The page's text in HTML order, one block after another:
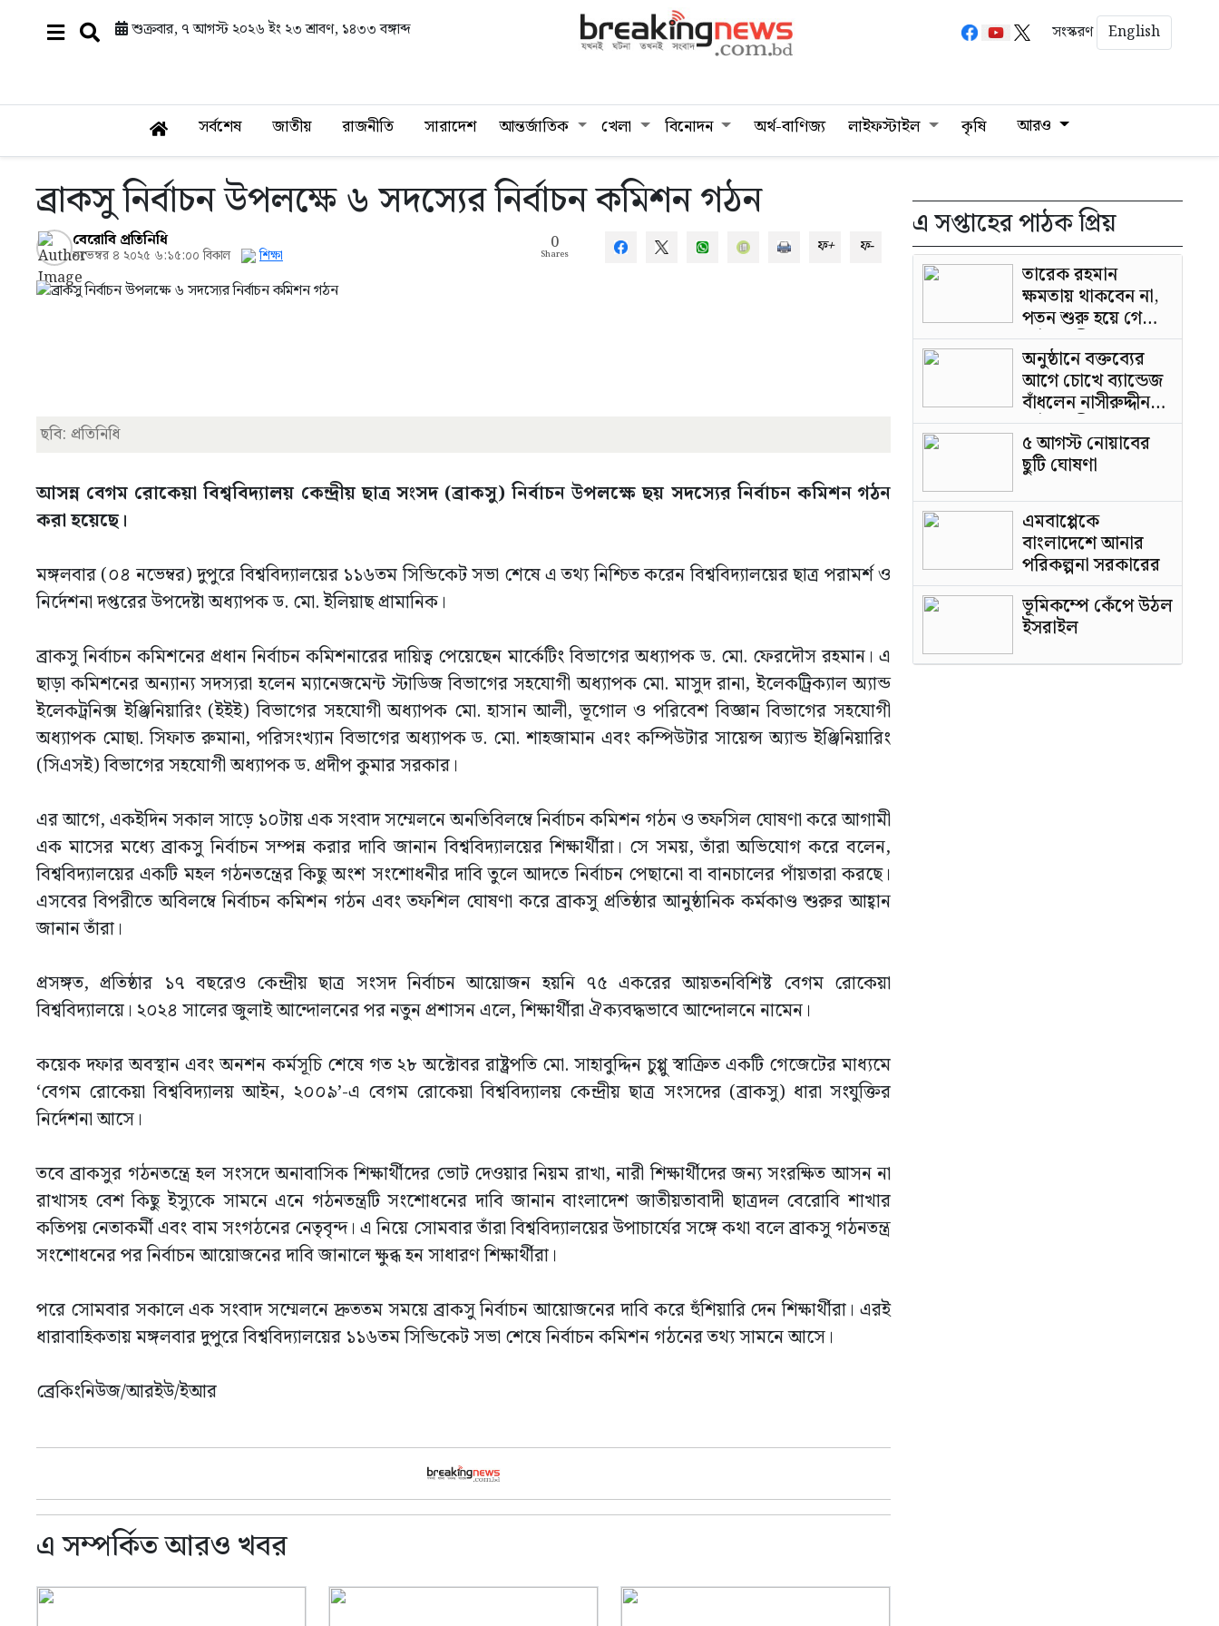
শুক্রবার, ৭ আগস্ট ২০২৬ ইং ২৩ শ্রাবণ, ১৪৩৩ বঙ্গাব্দ সংস্করণ English
সর্বশেষ জাতীয় রাজনীতি সারাদেশ আন্তর্জাতিক খেলা বিনোদন অর্থ-বাণিজ্য লাইফস্টাইল কৃষি আরও
ব্রাকসু নির্বাচন উপলক্ষে ৬ সদস্যের নির্বাচন কমিশন গঠন
বেরোবি প্রতিনিধি
নভেম্বর ৪ ২০২৫ ৬:১৫:০০ বিকাল শিক্ষা
0
Shares ফ+ ফ-
ছবি: প্রতিনিধি
আসন্ন বেগম রোকেয়া বিশ্ববিদ্যালয় কেন্দ্রীয় ছাত্র সংসদ (ব্রাকসু) নির্বাচন উপলক্ষে ছয় সদস্যের নির্বাচন কমিশন গঠন
করা হয়েছে।
মঙ্গলবার (০৪ নভেম্বর) দুপুরে বিশ্ববিদ্যালয়ের ১১৬তম সিন্ডিকেট সভা শেষে এ তথ্য নিশ্চিত করেন বিশ্ববিদ্যালয়ের ছাত্র পরামর্শ ও
নির্দেশনা দপ্তরের উপদেষ্টা অধ্যাপক ড. মো. ইলিয়াছ প্রামানিক।
ব্রাকসু নির্বাচন কমিশনের প্রধান নির্বাচন কমিশনারের দায়িত্ব পেয়েছেন মার্কেটিং বিভাগের অধ্যাপক ড. মো. ফেরদৌস রহমান। এ
ছাড়া কমিশনের অন্যান্য সদস্যরা হলেন ম্যানেজমেন্ট স্টাডিজ বিভাগের সহযোগী অধ্যাপক মো. মাসুদ রানা, ইলেকট্রিক্যাল অ্যান্ড
ইলেকট্রনিক্স ইঞ্জিনিয়ারিং (ইইই) বিভাগের সহযোগী অধ্যাপক মো. হাসান আলী, ভূগোল ও পরিবেশ বিজ্ঞান বিভাগের সহযোগী
অধ্যাপক মোছা. সিফাত রুমানা, পরিসংখ্যান বিভাগের অধ্যাপক ড. মো. শাহজামান এবং কম্পিউটার সায়েন্স অ্যান্ড ইঞ্জিনিয়ারিং
(সিএসই) বিভাগের সহযোগী অধ্যাপক ড. প্রদীপ কুমার সরকার।
এর আগে, একইদিন সকাল সাড়ে ১০টায় এক সংবাদ সম্মেলনে অনতিবিলম্বে নির্বাচন কমিশন গঠন ও তফসিল ঘোষণা করে আগামী
এক মাসের মধ্যে ব্রাকসু নির্বাচন সম্পন্ন করার দাবি জানান বিশ্ববিদ্যালয়ের শিক্ষার্থীরা। সে সময়, তাঁরা অভিযোগ করে বলেন,
বিশ্ববিদ্যালয়ের একটি মহল গঠনতন্ত্রের কিছু অংশ সংশোধনীর দাবি তুলে আদতে নির্বাচন পেছানো বা বানচালের পাঁয়তারা করছে।
এসবের বিপরীতে অবিলম্বে নির্বাচন কমিশন গঠন এবং তফশিল ঘোষণা করে ব্রাকসু প্রতিষ্ঠার আনুষ্ঠানিক কর্মকাণ্ড শুরুর আহ্বান
জানান তাঁরা।
প্রসঙ্গত, প্রতিষ্ঠার ১৭ বছরেও কেন্দ্রীয় ছাত্র সংসদ নির্বাচন আয়োজন হয়নি ৭৫ একরের আয়তনবিশিষ্ট বেগম রোকেয়া
বিশ্ববিদ্যালয়ে। ২০২৪ সালের জুলাই আন্দোলনের পর নতুন প্রশাসন এলে, শিক্ষার্থীরা ঐক্যবদ্ধভাবে আন্দোলনে নামেন।
কয়েক দফার অবস্থান এবং অনশন কর্মসূচি শেষে গত ২৮ অক্টোবর রাষ্ট্রপতি মো. সাহাবুদ্দিন চুপ্পু স্বাক্রিত একটি গেজেটের মাধ্যমে
‘বেগম রোকেয়া বিশ্ববিদ্যালয় আইন, ২০০৯’-এ বেগম রোকেয়া বিশ্ববিদ্যালয় কেন্দ্রীয় ছাত্র সংসদের (ব্রাকসু) ধারা সংযুক্তির
নির্দেশনা আসে।
তবে ব্রাকসুর গঠনতন্ত্রে হল সংসদে অনাবাসিক শিক্ষার্থীদের ভোট দেওয়ার নিয়ম রাখা, নারী শিক্ষার্থীদের জন্য সংরক্ষিত আসন না
রাখাসহ বেশ কিছু ইস্যুকে সামনে এনে গঠনতন্ত্রটি সংশোধনের দাবি জানান বাংলাদেশ জাতীয়তাবাদী ছাত্রদল বেরোবি শাখার
কতিপয় নেতাকর্মী এবং বাম সংগঠনের নেতৃবৃন্দ। এ নিয়ে সোমবার তাঁরা বিশ্ববিদ্যালয়ের উপাচার্যের সঙ্গে কথা বলে ব্রাকসু গঠনতন্ত্র
সংশোধনের পর নির্বাচন আয়োজনের দাবি জানালে ক্ষুব্ধ হন সাধারণ শিক্ষার্থীরা।
পরে সোমবার সকালে এক সংবাদ সম্মেলনে দ্রুততম সময়ে ব্রাকসু নির্বাচন আয়োজনের দাবি করে হুঁশিয়ারি দেন শিক্ষার্থীরা। এরই
ধারাবাহিকতায় মঙ্গলবার দুপুরে বিশ্ববিদ্যালয়ের ১১৬তম সিন্ডিকেট সভা শেষে নির্বাচন কমিশন গঠনের তথ্য সামনে আসে।
ব্রেকিংনিউজ/আরইউ/ইআর
এ সম্পর্কিত আরও খবর
এ সপ্তাহের পাঠক প্রিয়
তারেক রহমান
ক্ষমতায় থাকবেন না,
পতন শুরু হয়ে গেছে:
পাটওয়ারী
অনুষ্ঠানে বক্তব্যের
আগে চোখে ব্যান্ডেজ
বাঁধলেন নাসীরুদ্দীন
পাটওয়ারী
৫ আগস্ট নোয়াবের
ছুটি ঘোষণা
এমবাপ্পেকে
বাংলাদেশে আনার
পরিকল্পনা সরকারের
ভূমিকম্পে কেঁপে উঠল
ইসরাইল